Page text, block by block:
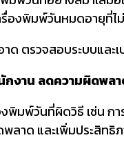
รื่องพิมพ์วันหมดอายุที่ไ
าด ตรวจสอบระบบแล
งาน ลดความผิดพลา
งพิมพ์วันที่ผิดวิธี เช่น ก
ลาด และเพิ่มประสิทธิ